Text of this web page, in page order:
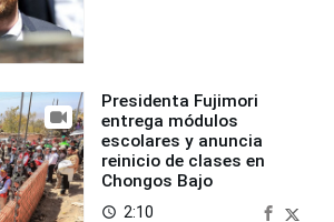
Presidenta Fujimori
entrega módulos
escolares y anuncia
reinicio de clases en
Chongos Bajo
access_time 2:10